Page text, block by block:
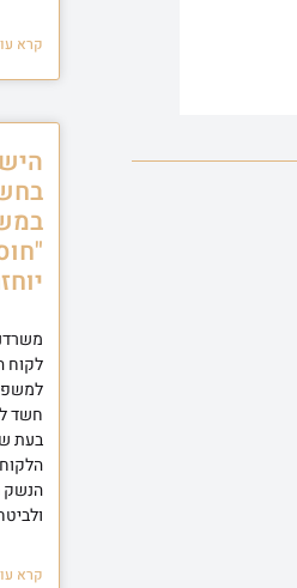
קרא
לקוח
חשד
בעת
הנשק
קרא